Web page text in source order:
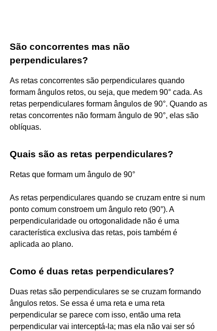
São concorrentes mas não
perpendiculares?
As retas concorrentes são perpendiculares quando
formam ângulos retos, ou seja, que medem 90° cada. As
retas perpendiculares formam ângulos de 90°. Quando as
retas concorrentes não formam ângulo de 90°, elas são
oblíquas.
Quais são as retas perpendiculares?
Retas que formam um ângulo de 90°
As retas perpendiculares quando se cruzam entre si num
ponto comum constroem um ângulo reto (90°). A
perpendicularidade ou ortogonalidade não é uma
característica exclusiva das retas, pois também é
aplicada ao plano.
Como é duas retas perpendiculares?
Duas retas são perpendiculares se se cruzam formando
ângulos retos. Se essa é uma reta e uma reta
perpendicular se parece com isso, então uma reta
perpendicular vai interceptá-la; mas ela não vai ser só